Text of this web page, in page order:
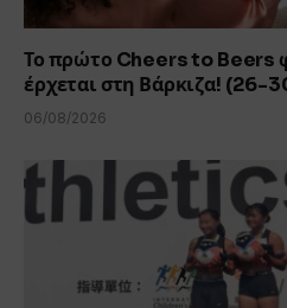
Το πρώτο Cheers to Beers
έρχεται στη Βάρκιζα! (26-
06/08/2026